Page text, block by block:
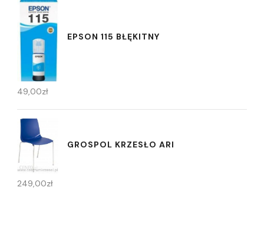
EPSON 115 BŁĘKITNY
49,00zł
GROSPOL KRZESŁO ARI
249,00zł